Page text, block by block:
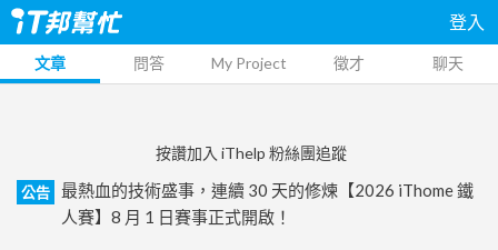
登入
文章 問答 My Project 徵才 聊天
按讚加入 iThelp 粉絲團追蹤
公告
最熱血的技術盛事，連續 30 天的修煉【2026 iThome 鐵
人賽】8 月 1 日賽事正式開啟！